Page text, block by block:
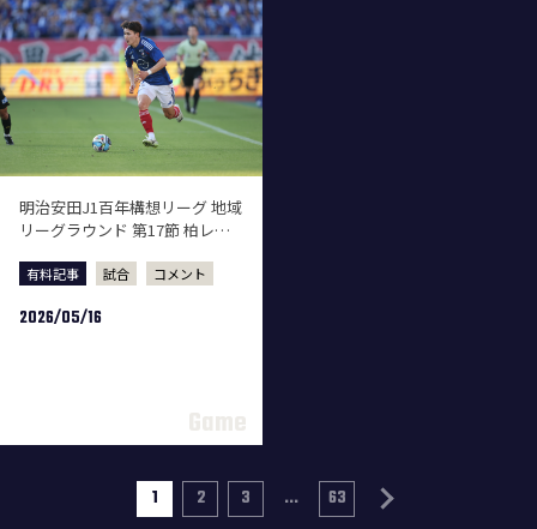
明治安田J1百年構想リーグ 地域
リーグラウンド 第17節 柏レイ
有料記事 試合 コメント
2026/05/16
1 2 3 ... 63